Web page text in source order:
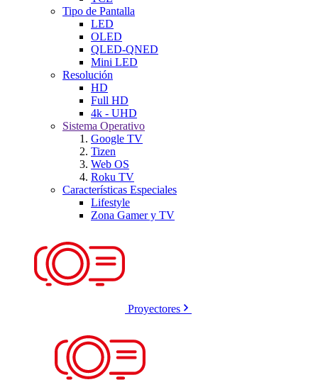
Tipo de Pantalla
LED
OLED
QLED-QNED
Mini LED
Resolución
HD
Full HD
4k - UHD
Sistema Operativo
Google TV
Tizen
Web OS
Roku TV
Características Especiales
Lifestyle
Zona Gamer y TV
Proyectores